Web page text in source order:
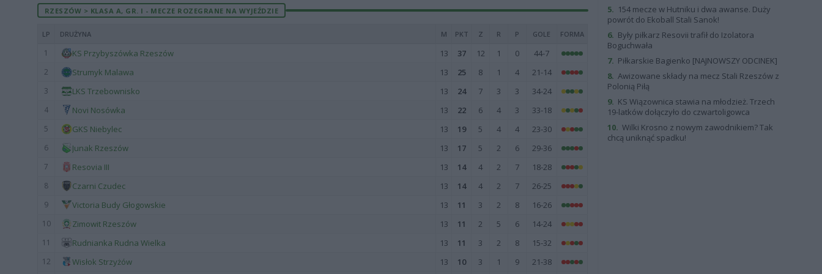
RZESZÓW > KLASA A, GR. I - MECZE ROZEGRANE NA WYJEŹDZIE
LP DRUŻYNA M PKT Z R P GOLE FORMA
1 KS Przybyszówka Rzeszów 13 37 12 1 0 44-7
2 Strumyk Malawa 13 25 8 1 4 21-14
3 LKS Trzebownisko 13 24 7 3 3 34-24
4 Novi Nosówka 13 22 6 4 3 33-18
5 GKS Niebylec 13 19 5 4 4 23-30
6 Junak Rzeszów 13 17 5 2 6 29-36
7 Resovia III 13 14 4 2 7 18-28
8 Czarni Czudec 13 14 4 2 7 26-25
9 Victoria Budy Głogowskie 13 11 3 2 8 16-26
10 Zimowit Rzeszów 13 11 2 5 6 14-24
11 Rudnianka Rudna Wielka 13 11 3 2 8 15-32
12 Wisłok Strzyżów 13 10 3 1 9 21-38
5. 154 mecze w Hutniku i dwa awanse. Duży
powrót do Ekoball Stali Sanok!
6. Były piłkarz Resovii trafił do Izolatora
Boguchwała
7. Piłkarskie Bagienko [NAJNOWSZY ODCINEK]
8. Awizowane składy na mecz Stali Rzeszów z
Polonią Piłą
9. KS Wiązownica stawia na młodzież. Trzech
19-latków dołączyło do czwartoligowca
10. Wilki Krosno z nowym zawodnikiem? Tak
chcą uniknąć spadku!